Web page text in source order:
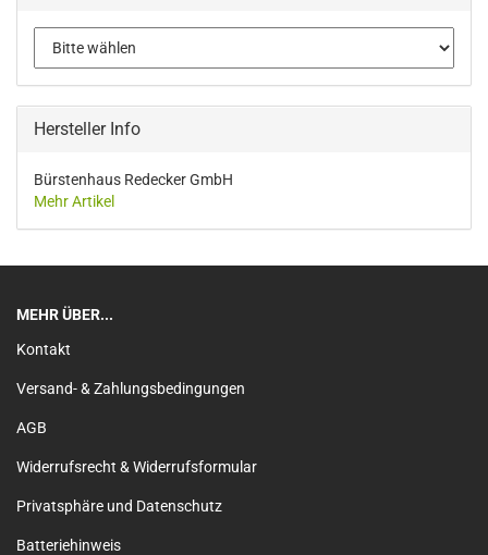
Hersteller Info
Bürstenhaus Redecker GmbH
Mehr Artikel
MEHR ÜBER...
Kontakt
Versand- & Zahlungsbedingungen
AGB
Widerrufsrecht & Widerrufsformular
Privatsphäre und Datenschutz
Batteriehinweis